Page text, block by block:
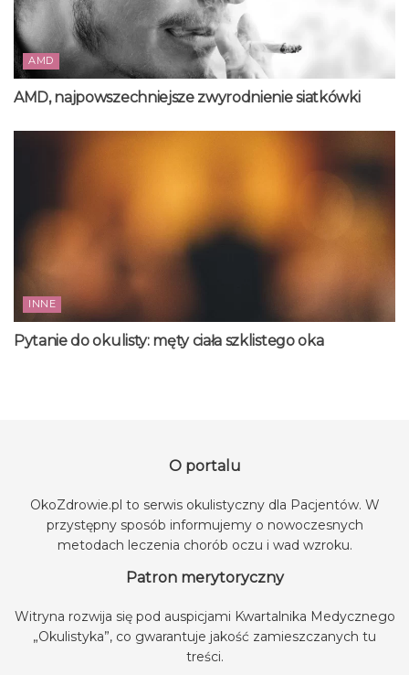
AMD
AMD, najpowszechniejsze zwyrodnienie siatkówki
INNE
Pytanie do okulisty: męty ciała szklistego oka
O portalu
OkoZdrowie.pl to serwis okulistyczny dla Pacjentów. W
przystępny sposób informujemy o nowoczesnych
metodach leczenia chorób oczu i wad wzroku.
Patron merytoryczny
Witryna rozwija się pod auspicjami Kwartalnika Medycznego
„Okulistyka”, co gwarantuje jakość zamieszczanych tu
treści.